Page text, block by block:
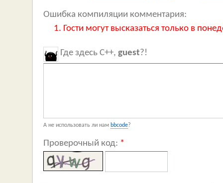
Ошибка компиляции комментария:
Гости могут высказаться только в
Где здесь C++, guest?!
А не использовать ли нам bbcode?
Проверочный код: *